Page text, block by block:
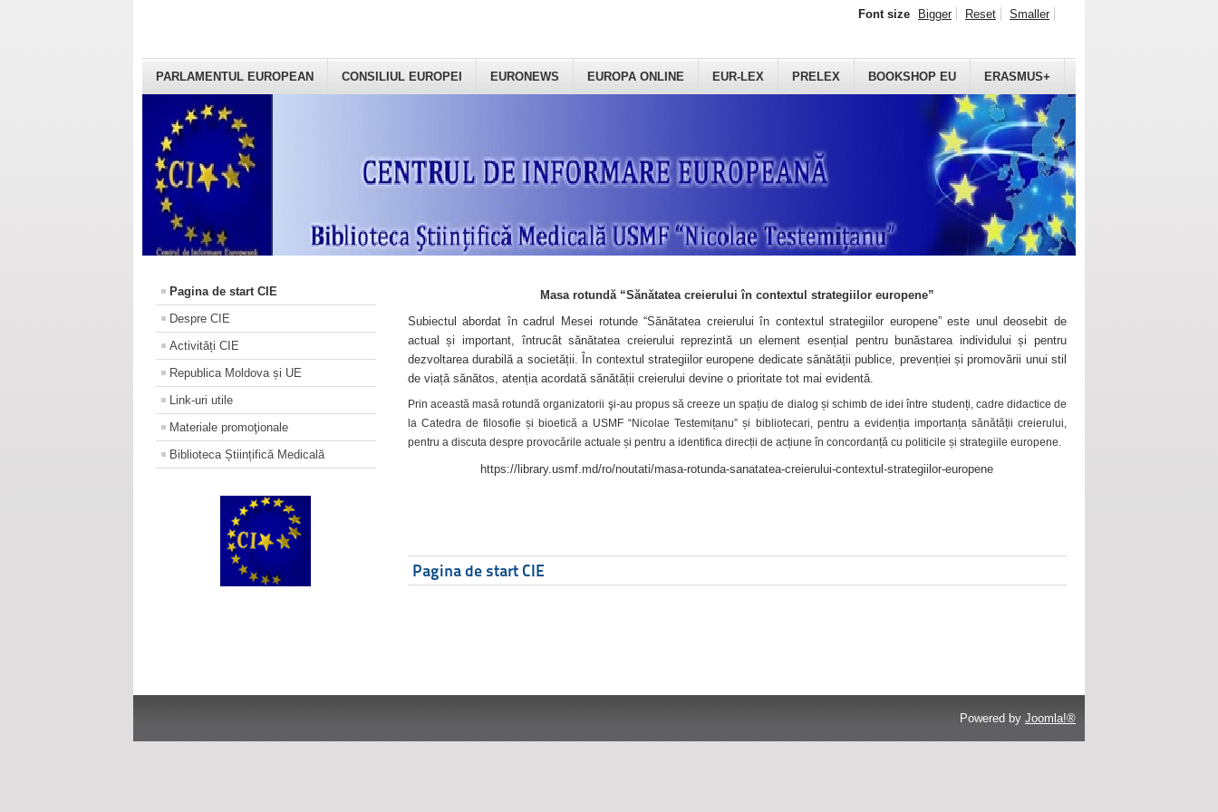
PARLAMENTUL EUROPEAN CONSILIUL EUROPEI EURONEWS EUROPA ONLINE EUR-LEX PRELEX BOOKSHOP EU ERASMUS+
Font size Bigger Reset Smaller
Pagina de start CIE
Despre CIE
Activități CIE
Republica Moldova și UE
Link-uri utile
Materiale promoţionale
Biblioteca Științifică Medicală
Masa rotundă “Sănătatea creierului în contextul strategiilor europene”
Subiectul abordat în cadrul Mesei rotunde “Sănătatea creierului în contextul strategiilor europene” este unul deosebit de
actual și important, întrucât sănătatea creierului reprezintă un element esențial pentru bunăstarea individului și pentru
dezvoltarea durabilă a societății. În contextul strategiilor europene dedicate sănătății publice, prevenției și promovării unui stil
de viață sănătos, atenția acordată sănătății creierului devine o prioritate tot mai evidentă.
Prin această masă rotundă organizatorii şi-au propus să creeze un spațiu de dialog și schimb de idei între studenți, cadre didactice de
la Catedra de filosofie și bioetică a USMF “Nicolae Testemițanu” și bibliotecari, pentru a evidenția importanța sănătății creierului,
pentru a discuta despre provocările actuale și pentru a identifica direcții de acțiune în concordanță cu politicile și strategiile europene.
https://library.usmf.md/ro/noutati/masa-rotunda-sanatatea-creierului-contextul-strategiilor-europene
Pagina de start CIE
Powered by Joomla!®